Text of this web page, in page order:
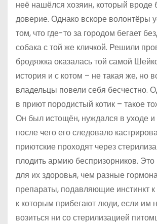
неё нашёлся хозяин, который
доверие. Однако вскоре волонтёры
том, что где-то за городом бегает
собака с той же кличкой. Решили
бродяжка оказалась той самой
история и с котом – не такая же, но
владельцы повели себя бесчестно.
в приют породистый котик – такое
Он был истощён, нуждался в уходе и
после чего его следовало
приютские проходят через
плодить армию беспризорников. Это
для их здоровья, чем разные
препараты, подавляющие инстинкт
к которым прибегают люди, если им
возиться ни со стерилизацией